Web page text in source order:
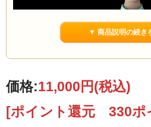
▼ 商品説明の続き
価格:11,000円(税込)
[ポイント還元 330ポ